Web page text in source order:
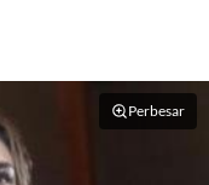
Perbesar